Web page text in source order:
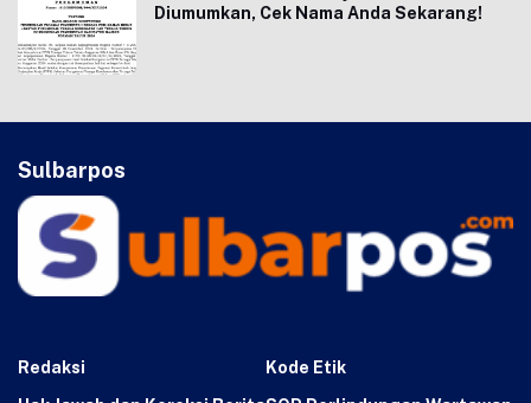
Diumumkan, Cek Nama Anda Sekarang!
Sulbarpos
Redaksi
Kode Etik